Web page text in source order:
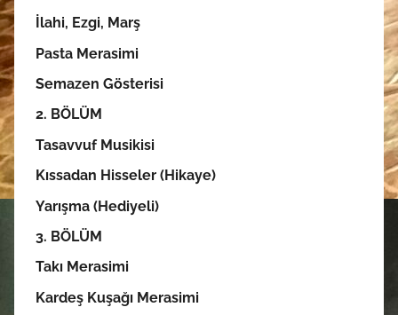
İlahi, Ezgi, Marş
Pasta Merasimi
Semazen Gösterisi
2. BÖLÜM
Tasavvuf Musikisi
Kıssadan Hisseler (Hikaye)
Yarışma (Hediyeli)
3. BÖLÜM
Takı Merasimi
Kardeş Kuşağı Merasimi